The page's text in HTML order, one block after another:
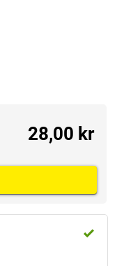
28,00 kr